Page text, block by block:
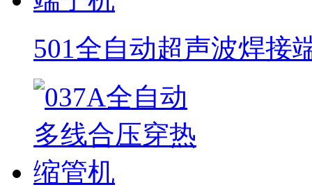
501全自动超声波焊接